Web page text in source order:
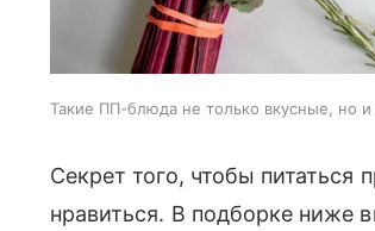
Такие ПП-блюда не только вкусные, но
Секрет того, чтобы
нравиться. В подборке ниже